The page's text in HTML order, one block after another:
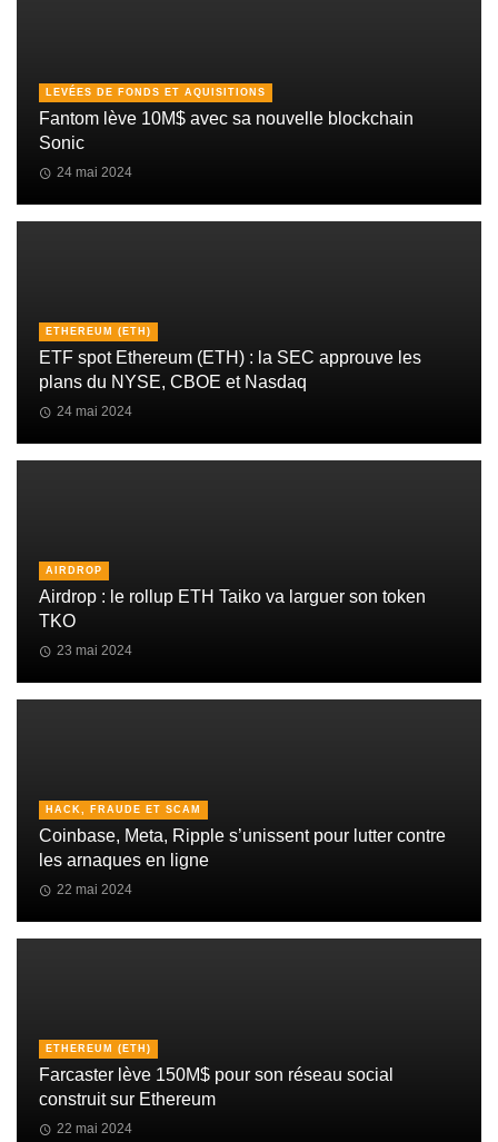
LEVÉES DE FONDS ET AQUISITIONS
Fantom lève 10M$ avec sa nouvelle blockchain
Sonic
24 mai 2024
ETHEREUM (ETH)
ETF spot Ethereum (ETH) : la SEC approuve les
plans du NYSE, CBOE et Nasdaq
24 mai 2024
AIRDROP
Airdrop : le rollup ETH Taiko va larguer son token
TKO
23 mai 2024
HACK, FRAUDE ET SCAM
Coinbase, Meta, Ripple s’unissent pour lutter contre
les arnaques en ligne
22 mai 2024
ETHEREUM (ETH)
Farcaster lève 150M$ pour son réseau social
construit sur Ethereum
22 mai 2024